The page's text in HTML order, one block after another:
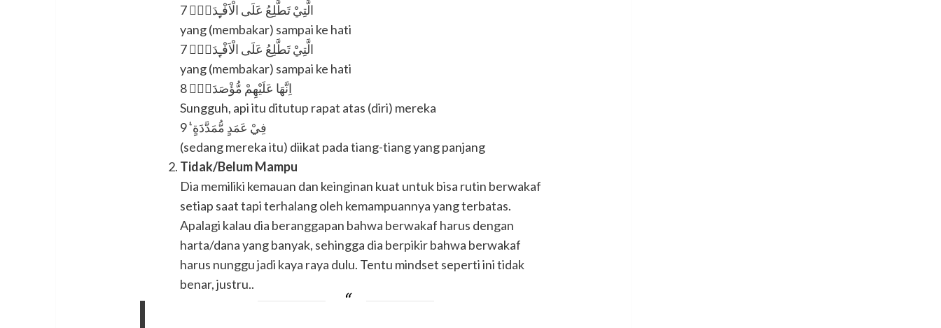
الَّتِيْ تَطَّلِعُ عَلَى الْاَفْـِٕدَةِۗ 7
yang (membakar) sampai ke hati
الَّتِيْ تَطَّلِعُ عَلَى الْاَفْـِٕدَةِۗ 7
yang (membakar) sampai ke hati
اِنَّهَا عَلَيْهِمْ مُّؤْصَدَةٌۙ 8
Sungguh, api itu ditutup rapat atas (diri) mereka
فِيْ عَمَدٍ مُّمَدَّدَةٍ ࣖ 9
(sedang mereka itu) diikat pada tiang-tiang yang panjang
Tidak/Belum Mampu
Dia memiliki kemauan dan keinginan kuat untuk bisa rutin berwakaf
setiap saat tapi terhalang oleh kemampuannya yang terbatas.
Apalagi kalau dia beranggapan bahwa berwakaf harus dengan
harta/dana yang banyak, sehingga dia berpikir bahwa berwakaf
harus nunggu jadi kaya raya dulu. Tentu mindset seperti ini tidak
benar, justru..